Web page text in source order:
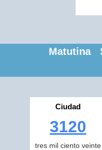
Matutina
Ciudad
3120
tres mil ciento veinte